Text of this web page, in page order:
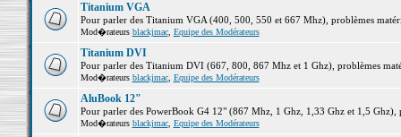
Titanium VGA
Pour parler des Titanium VGA (400, 500, 550 et 667 Mhz), problèmes
Mod�rateurs blackjmac, Equipe des Modérateurs
Titanium DVI
Pour parler des Titanium DVI (667, 800, 867 Mhz et 1 Ghz), problèmes
Mod�rateurs blackjmac, Equipe des Modérateurs
AluBook 12"
Pour parler des PowerBook G4 12" (867 Mhz, 1 Ghz, 1,33 Ghz et 1,5 Ghz),
Mod�rateurs blackjmac, Equipe des Modérateurs